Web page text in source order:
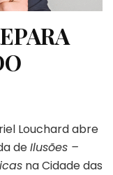
Louchard abre
deIlusões –
na Cidade das